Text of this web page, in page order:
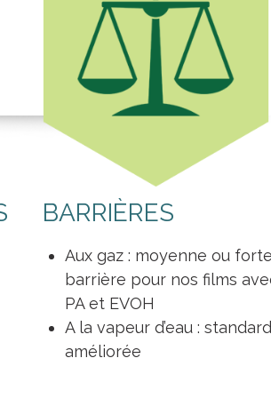
BARRIÈRES
Aux gaz : moyenne ou forte
barrière pour nos films
PA et EVOH
A la vapeur d’eau :
améliorée